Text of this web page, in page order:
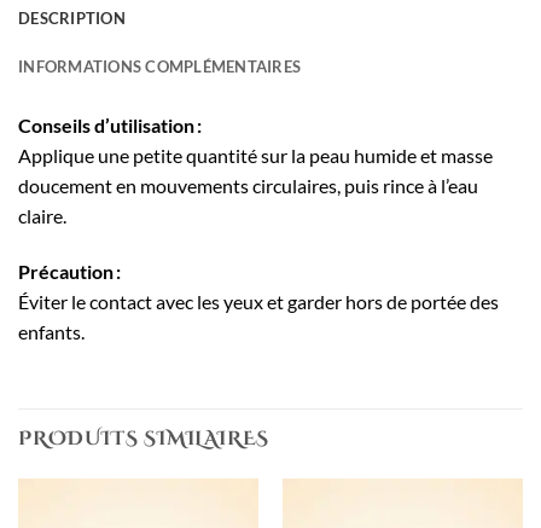
DESCRIPTION
INFORMATIONS COMPLÉMENTAIRES
Conseils d’utilisation :
Applique une petite quantité sur la peau humide et masse
doucement en mouvements circulaires, puis rince à l’eau
claire.
Précaution :
Éviter le contact avec les yeux et garder hors de portée des
enfants.
PRODUITS SIMILAIRES